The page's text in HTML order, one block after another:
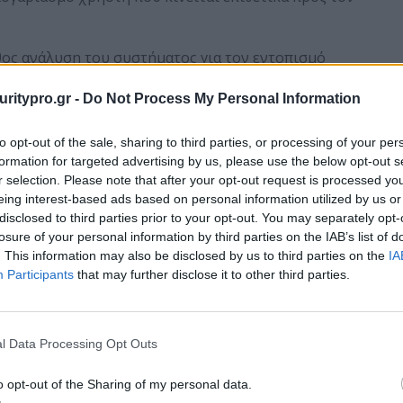
- Do Not Process My Personal Information
opt-out of the sale, sharing to third parties, or processing of your
for targeted advertising by us, please use the below opt-out
selection. Please note that after your opt-out request is processed
interest-based ads based on personal information utilized by us
to third parties prior to your opt-out. You may separately
of your personal information by third parties on the IAB’s list of
This information may also be disclosed by us to third parties on the
Participants that may further disclose it to other third parties.
Data Processing Opt Outs
opt-out of the Sharing of my personal data.
ανάλυση του συστήματος για τον εντοπισμό
ενός bootable μέσου με την εγκατεστημένη λύση
αποκατάσταση των λειτουργειών του
τη σελίδα:ESET Security for